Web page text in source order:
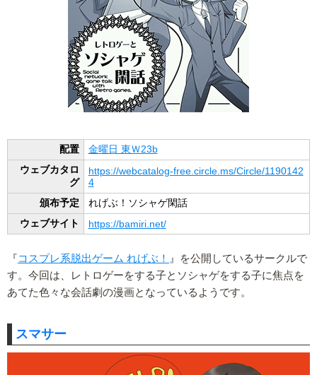
配置
金曜日 東Ｗ23b
ウェブカタロ
グ
https://webcatalog-free.circle.ms/Circle/1190142
4
頒布予定
れげぶ！ソシャゲ閑話
ウェブサイト
https://bamiri.net/
『コスプレ系脱出ゲーム れげぶ！
』を公開しているサークルで
す。今回は、レトロゲーをする子とソシャゲをする子に焦点を
あてた色々な会話劇の漫画となっているようです。
スマサー